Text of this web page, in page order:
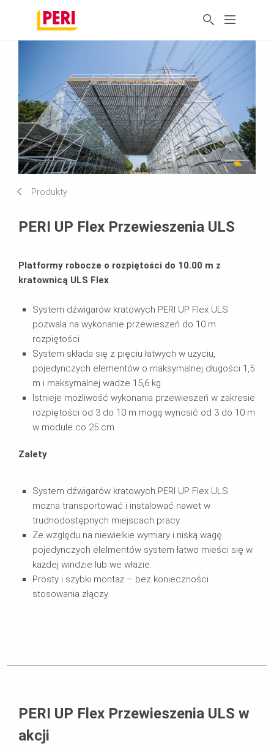
Produkty
PERI UP Flex Przewieszenia ULS
Platformy robocze o rozpiętości do 10.00 m z
kratownicą ULS Flex
System dźwigarów kratowych PERI UP Flex ULS
pozwala na wykonanie przewieszeń do 10 m
rozpiętości
System składa się z pięciu łatwych w użyciu,
pojedynczych elementów o maksymalnej długości 1,5
m i maksymalnej wadze 15,6 kg
Istnieje możliwość wykonania przewieszeń w zakresie
rozpiętości od 3 do 10 m mogą wynosić od 3 do 10 m
w module co 25 cm.
Zalety
System dźwigarów kratowych PERI UP Flex ULS
można transportować i instalować nawet w
trudnodostępnych miejscach pracy.
Ze względu na niewielkie wymiary i niską wagę
pojedynczych elelmentów system łatwo mieści się w
każdej windzie lub we włazie.
Prosty i szybki montaż – bez konieczności
stosowania złączy
PERI UP Flex Przewieszenia ULS w
akcji